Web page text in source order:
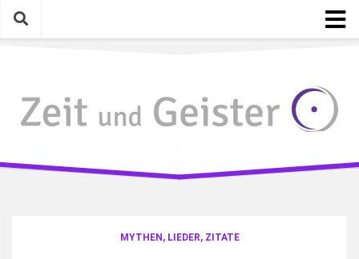
Skip
Kategorien
Geschichte mit Gegenwart
Gelesen, Gesehen, Gehört
PhotographicaMYTHEN, LIEDER, ZITATE